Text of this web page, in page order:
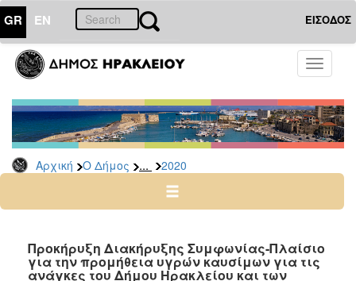
GR EN ΕΙΣΟΔΟΣ
Toggle
Αρχική Ο Δήμος ... 2020
ΔΗΜΟΣ
Διακηρύξεις
-
Δημοπρασίες
Αρχείο
2025
2023
Προκήρυξη Διακήρυξης Συμφωνίας-Πλαίσιο
για την προμήθεια υγρών καυσίμων για τις
ανάγκες του Δήμου Ηρακλείου και των